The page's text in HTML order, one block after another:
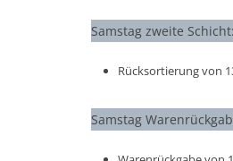
Samstag zweite Schicht:
Rücksortierung von
Samstag